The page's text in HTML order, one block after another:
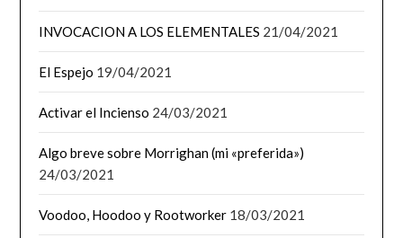
INVOCACION A LOS ELEMENTALES 21/04/2021
El Espejo 19/04/2021
Activar el Incienso 24/03/2021
Algo breve sobre Morrighan (mi «preferida»)
24/03/2021
Voodoo, Hoodoo y Rootworker 18/03/2021